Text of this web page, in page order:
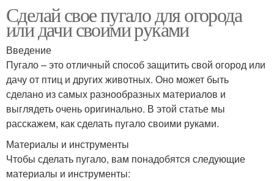
Сделай свое пугало для огорода
или дачи своими руками
Введение
Пугало – это отличный способ защитить свой огород или
дачу от птиц и других животных. Оно может быть
сделано из самых разнообразных материалов и
выглядеть очень оригинально. В этой статье мы
расскажем, как сделать пугало своими руками.
Материалы и инструменты
Чтобы сделать пугало, вам понадобятся следующие
материалы и инструменты: